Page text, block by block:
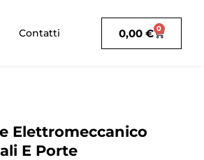
Contatti 0,00 € 0
Elettromeccanico
E Porte